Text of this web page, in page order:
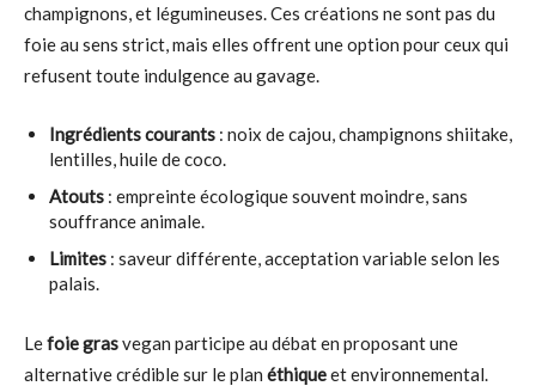
champignons, et légumineuses. Ces créations ne sont pas du
foie au sens strict, mais elles offrent une option pour ceux qui
refusent toute indulgence au gavage.
Ingrédients courants : noix de cajou, champignons shiitake,
lentilles, huile de coco.
Atouts : empreinte écologique souvent moindre, sans
souffrance animale.
Limites : saveur différente, acceptation variable selon les
palais.
Lefoie grasvegan participe au débat en proposant une
alternative crédible sur le plan éthiqueet environnemental.